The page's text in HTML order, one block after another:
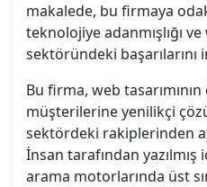
makalede, bu firmaya
teknolojiye adanmışlığı
sektöründeki başarılarını
Bu firma, web
müşterilerine yenilikçi
sektördeki rakiplerinden
İnsan tarafından yazılmış
arama motorlarında üst